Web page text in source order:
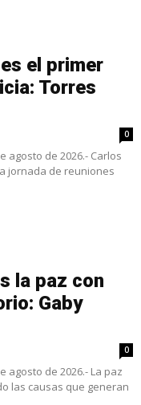
el primer
Torres
0
agosto de 2026.- Carlos
jornada de reuniones
la paz con
Gaby
0
agosto de 2026.- La paz
las causas que generan